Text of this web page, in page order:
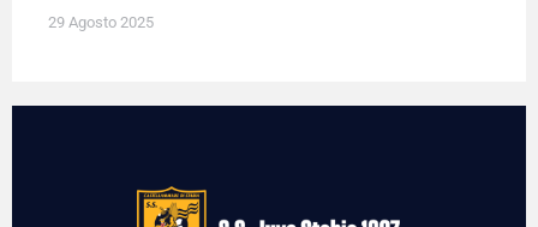
29 Agosto 2025